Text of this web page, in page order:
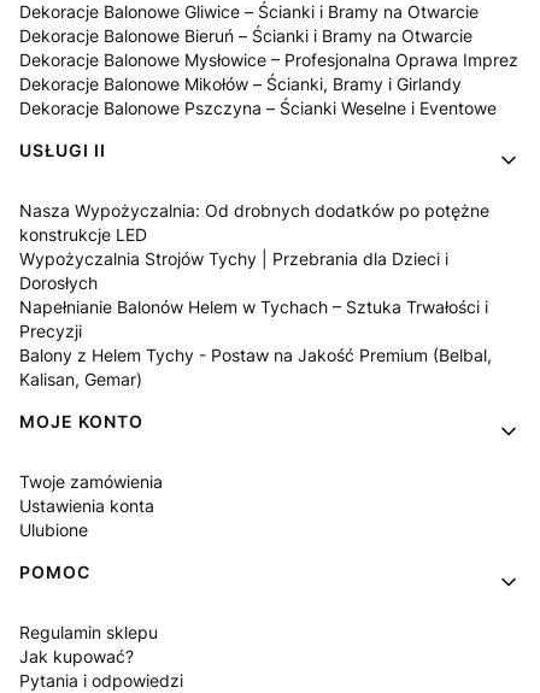
Dekoracje Balonowe Gliwice – Ścianki i Bramy na Otwarcie
Dekoracje Balonowe Bieruń – Ścianki i Bramy na Otwarcie
Dekoracje Balonowe Mysłowice – Profesjonalna Oprawa Imprez
Dekoracje Balonowe Mikołów – Ścianki, Bramy i Girlandy
Dekoracje Balonowe Pszczyna – Ścianki Weselne i Eventowe
USŁUGI II
Nasza Wypożyczalnia: Od drobnych dodatków po potężne
konstrukcje LED
Wypożyczalnia Strojów Tychy | Przebrania dla Dzieci i
Dorosłych
Napełnianie Balonów Helem w Tychach – Sztuka Trwałości i
Precyzji
Balony z Helem Tychy - Postaw na Jakość Premium (Belbal,
Kalisan, Gemar)
MOJE KONTO
Twoje zamówienia
Ustawienia konta
Ulubione
POMOC
Regulamin sklepu
Jak kupować?
Pytania i odpowiedzi